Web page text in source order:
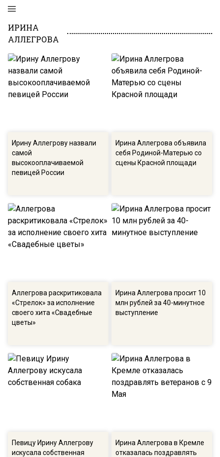
ИРИНА
АЛЛЕГРОВА
Ирину Аллегрову назвали
самой
высокооплачиваемой
певицей России
Ирина Аллегрова объявила
себя Родиной-Матерью со
сцены Красной площади
Аллегрова раскритиковала
«Стрелок» за исполнение
своего хита «Свадебные
цветы»
Ирина Аллегрова просит 10
млн рублей за 40-минутное
выступление
Певицу Ирину Аллегрову
искусала собственная
Ирина Аллегрова в Кремле
отказалась поздравлять